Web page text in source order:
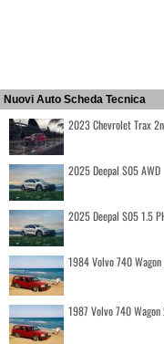
Nuovi Auto Scheda Tecnica
2023 Chevrolet Trax
2025 Deepal S05 AWD
2025 Deepal S05 1.5
1984 Volvo 740 Wagon
1987 Volvo 740 Wagon